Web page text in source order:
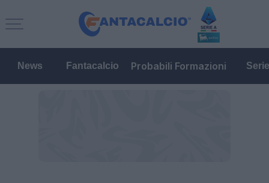
News Fantacalcio Probabili Formazioni